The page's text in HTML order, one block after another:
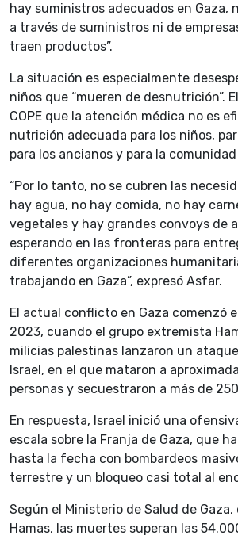
hay suministros adecuados en Gaza,
a través de suministros ni de
traen productos”.
La situación es especialmente
niños que “mueren de desnutrición”.
COPE que la atención médica no es
nutrición adecuada para los niños,
para los ancianos y para la comunidad
“Por lo tanto, no se cubren las
hay agua, no hay comida, no hay
vegetales y hay grandes convoys de
esperando en las fronteras para
diferentes organizaciones
trabajando en Gaza”, expresó Asfar.
El actual conflicto en Gaza comenzó
2023, cuando el grupo extremista
milicias palestinas lanzaron un
Israel, en el que mataron a
personas y secuestraron a más de
En respuesta, Israel inició una
escala sobre la Franja de Gaza, que
hasta la fecha con bombardeos
terrestre y un bloqueo casi total al
Según el Ministerio de Salud de
Hamas, las muertes superan las